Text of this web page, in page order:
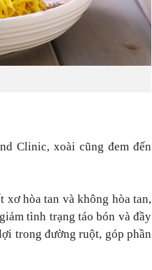
Clinic, xoài cũng đem đến
xơ hòa tan và không hòa tan,
tình trạng táo bón và đầy
trong đường ruột, góp phần